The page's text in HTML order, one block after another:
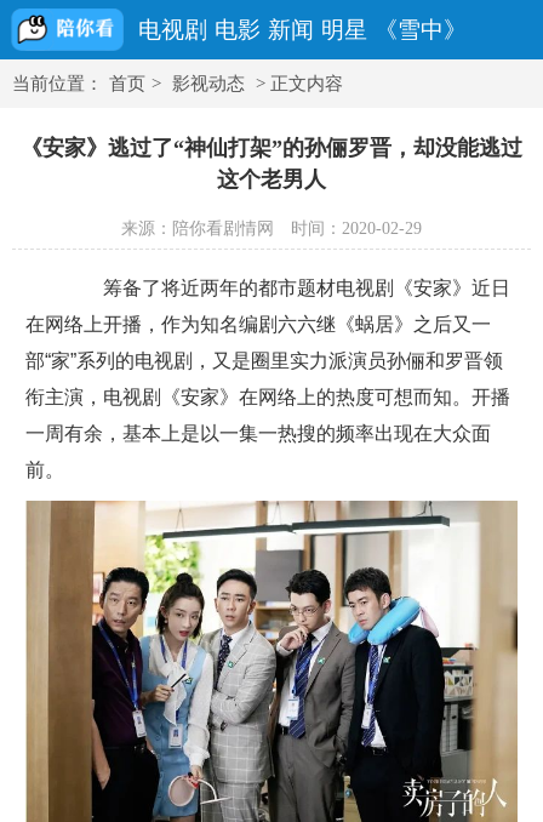
电视剧 电影 新闻 明星 《雪中》
当前位置： 首页 > 影视动态 > 正文内容
《安家》逃过了“神仙打架”的孙俪罗晋，却没能逃过
这个老男人
来源：陪你看剧情网 时间：2020-02-29
筹备了将近两年的都市题材电视剧《安家》近日
在网络上开播，作为知名编剧六六继《蜗居》之后又一
部“家”系列的电视剧，又是圈里实力派演员孙俪和罗晋领
衔主演，电视剧《安家》在网络上的热度可想而知。开播
一周有余，基本上是以一集一热搜的频率出现在大众面
前。